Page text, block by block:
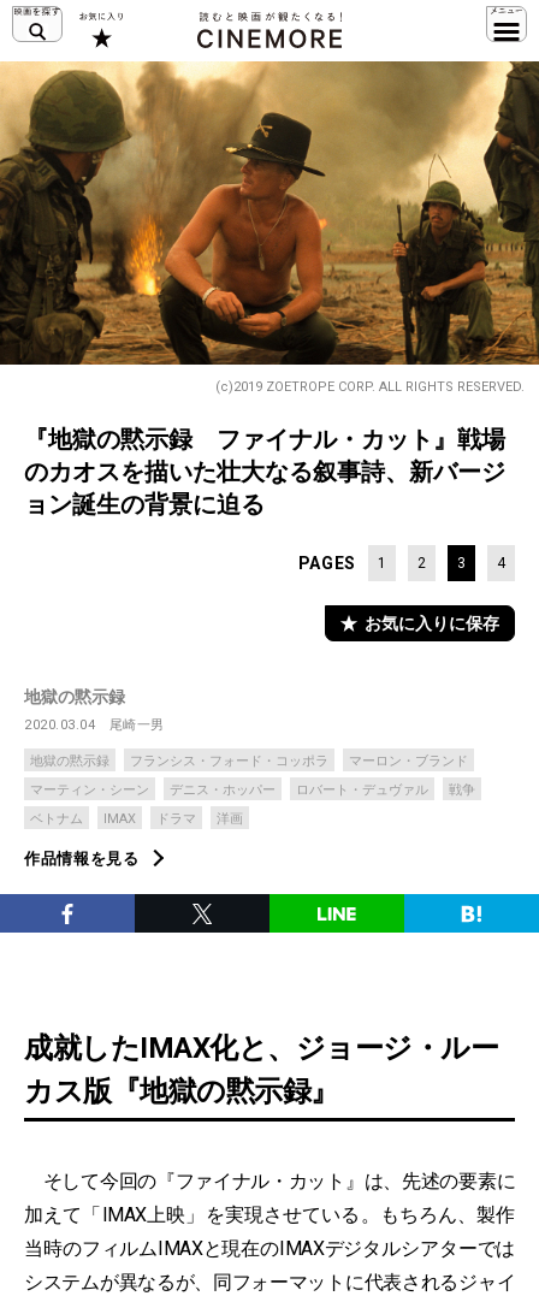
(c)2019 ZOETROPE CORP. ALL RIGHTS RESERVED.
『地獄の黙示録 ファイナル・カット』戦場
のカオスを描いた壮大なる叙事詩、新バージ
ョン誕生の背景に迫る
PAGES 1 2 3 4
お気に入りに保存
地獄の黙示録
2020.03.04 尾崎一男
地獄の黙示録 フランシス・フォード・コッポラ
マーロン・ブランド
マーティン・シーン
デニス・ホッパー ロバート・デュヴァル
戦争
ベトナム
IMAX ドラマ 洋画
作品情報を見る
成就したIMAX化と、ジョージ・ルー
カス版『地獄の黙示録』
そして今回の『ファイナル・カット』は、先述の要素に
加えて「IMAX上映」を実現させている。もちろん、製作
当時のフィルムIMAXと現在のIMAXデジタルシアターでは
システムが異なるが、同フォーマットに代表されるジャイ